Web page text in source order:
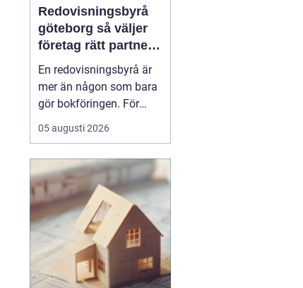
Redovisningsbyrå
göteborg så väljer
företag rätt partner
för ekonomin
En redovisningsbyrå är
mer än någon som bara
gör bokföringen. För
många företag i
Göteborg blir byrån en
ekonomiavdelning, en
bollplank i vardagen och
ett skydd mot onödiga
risker. När lagar ändras,
bolaget växer eller tiden
inte räcker till, ...
05 augusti 2026